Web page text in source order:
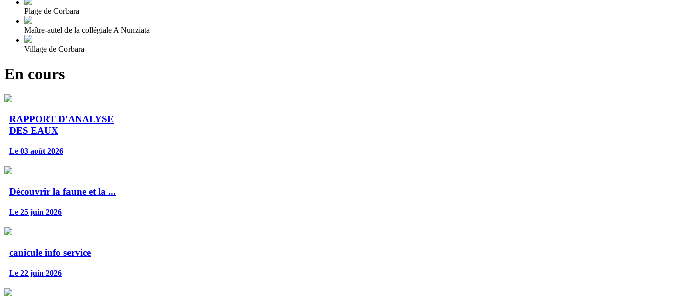
Plage de Corbara
Maître-autel de la collégiale A Nunziata
Village de Corbara
En cours
RAPPORT D'ANALYSE
DES EAUX
Le 03 août 2026
Découvrir la faune et la ...
Le 25 juin 2026
canicule info service
Le 22 juin 2026